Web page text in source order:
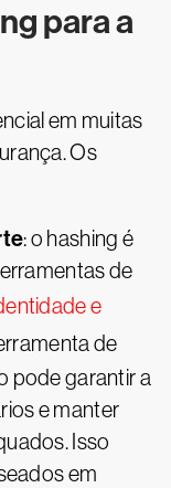
para a
em muitas
Os
: o hashing é
de
e
de
pode garantir a
e manter
Isso
em